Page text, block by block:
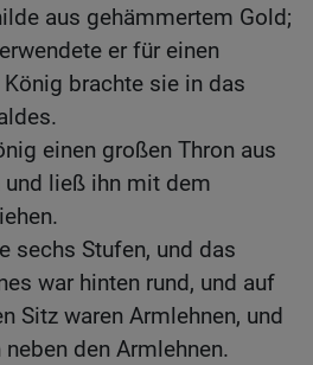
aus gehämmertem Gold;
er für einen
brachte sie in das
einen großen Thron aus
ließ ihn mit dem
sechs Stufen, und das
war hinten rund, und auf
Sitz waren Armlehnen, und
den Armlehnen.